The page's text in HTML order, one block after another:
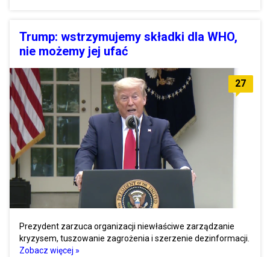
Trump: wstrzymujemy składki dla WHO,
nie możemy jej ufać
27
Prezydent zarzuca organizacji niewłaściwe zarządzanie
kryzysem, tuszowanie zagrożenia i szerzenie dezinformacji.
Zobacz więcej »